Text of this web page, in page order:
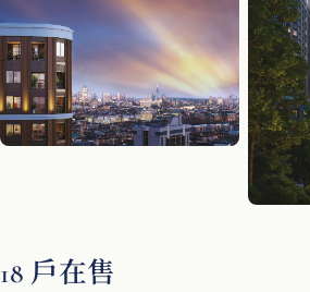
18 戶在售